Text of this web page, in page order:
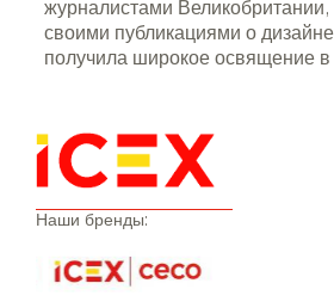
журналистами
своими публикациями о
получила широкое освящение в
Наши бренды: